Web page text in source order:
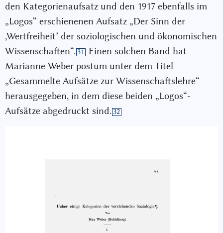
den Kategorienaufsatz und den 1917 ebenfalls im
„Logos“ erschienenen Aufsatz „Der Sinn der
,Wertfreiheit’ der soziologischen und ökonomischen
Wissenschaften“. 31
Einen solchen Band hat
Marianne Weber postum unter dem Titel
„Gesammelte Aufsätze zur Wissenschaftslehre“
herausgegeben, in dem diese beiden „Logos“-
Aufsätze abgedruckt sind. 32